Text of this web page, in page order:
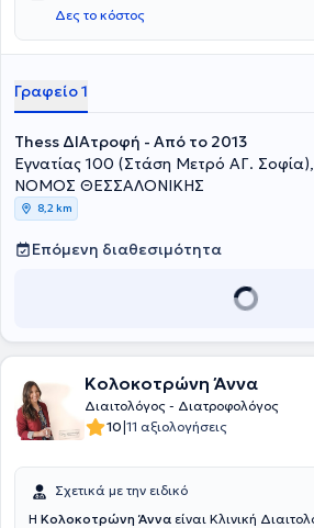
Δες το κόστος
Γραφείο 1
Thess ΔΙΑτροφή - Από το 2013
Εγνατίας 100 (Στάση Μετρό ΑΓ.
ΝΟΜΟΣ ΘΕΣΣΑΛΟΝΙΚΗΣ
8,2 km
Επόμενη διαθεσιμότητα
Κολοκοτρώνη Άννα
Διαιτολόγος - Διατροφολόγος
10|11 αξιολογήσεις
Σχετικά με την ειδικό
Η Κολοκοτρώνη Άννα είναι Κλινική